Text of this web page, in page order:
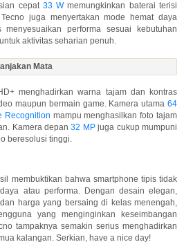
cepat 33 Wmemungkinkan baterai terisi
juga menyertakan mode hemat daya
performa sesuai kebutuhan
aktivitas seharian penuh.
Mata
menghadirkan warna tajam dan kontras
maupun bermain game. Kamera utama 64
Recognition mampu menghasilkan foto tajam
Kamera depan32 MPjuga cukup mumpuni
beresolusi tinggi.
membuktikan bahwa smartphone tipis tidak
atau performa. Dengan desain elegan,
harga yang bersaing di kelas menengah,
yang menginginkan keseimbangan
tampaknya semakin serius menghadirkan
kalangan. Serkian, have a nice day!